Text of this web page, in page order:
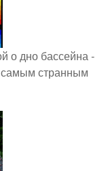
о дно бассейна -
самым странным